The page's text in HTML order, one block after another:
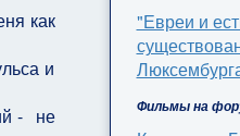
как
и
- не
"Евреи и
Фильмы на